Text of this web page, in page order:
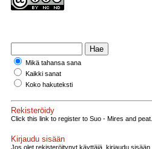
Mikä tahansa sana
Kaikki sanat
Koko hakuteksti
Rekisteröidy
Click this link to register to Suo - Mires and peat.
Kirjaudu sisään
Jos olet rekisteröitynyt käyttäjä, kirjaudu